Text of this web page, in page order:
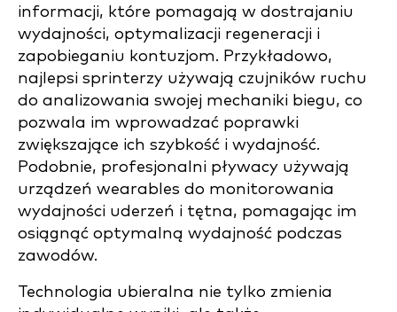
informacji, które pomagają w dostrajaniu
wydajności, optymalizacji regeneracji i
zapobieganiu kontuzjom. Przykładowo,
najlepsi sprinterzy używają czujników ruchu
do analizowania swojej mechaniki biegu, co
pozwala im wprowadzać poprawki
zwiększające ich szybkość i wydajność.
Podobnie, profesjonalni pływacy używają
urządzeń wearables do monitorowania
wydajności uderzeń i tętna, pomagając im
osiągnąć optymalną wydajność podczas
zawodów.
Technologia ubieralna nie tylko zmienia